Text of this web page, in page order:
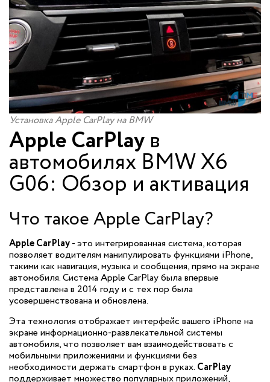
Установка Apple CarPlay на BMW
Apple CarPlay в
автомобилях BMW X6
G06: Обзор и активация
Что такое Apple CarPlay?
Apple CarPlay- это интегрированная система, которая
позволяет водителям манипулировать функциями iPhone,
такими как навигация, музыка и сообщения, прямо на экране
автомобиля. Система Apple CarPlay была впервые
представлена в 2014 году и с тех пор была
усовершенствована и обновлена.
Эта технология отображает интерфейс вашего iPhone на
экране информационно-развлекательной системы
автомобиля, что позволяет вам взаимодействовать с
мобильными приложениями и функциями без
необходимости держать смартфон в руках. CarPlay
поддерживает множество популярных приложений,